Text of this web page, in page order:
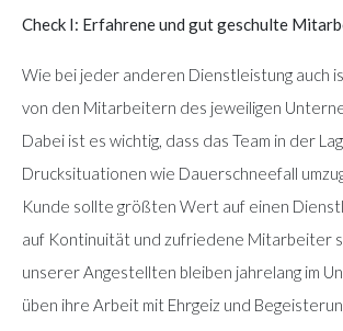
Check I: Erfahrene und gut geschulte
Wie bei jeder anderen Dienstleistung auch
von den Mitarbeitern des jeweiligen
Dabei ist es wichtig, dass das Team in der
Drucksituationen wie Dauerschneefall
Kunde sollte größten Wert auf einen
auf Kontinuität und zufriedene Mitarbeiter
unserer Angestellten bleiben jahrelang im
üben ihre Arbeit mit Ehrgeiz und